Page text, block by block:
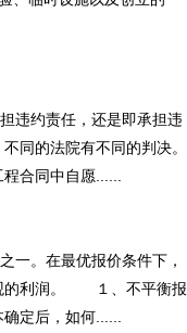
违约责任，还是即承担违
同的法院有不同的判决。
合同中自愿......
。在最优报价条件下，
的利润。 １、不平衡报
定后，如何......